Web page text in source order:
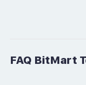
FAQ BitMart